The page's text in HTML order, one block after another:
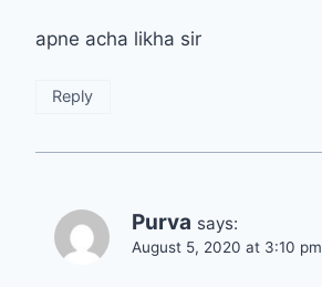
apne acha likha sir
Reply
Purva says:
August 5, 2020 at 3:10 pm